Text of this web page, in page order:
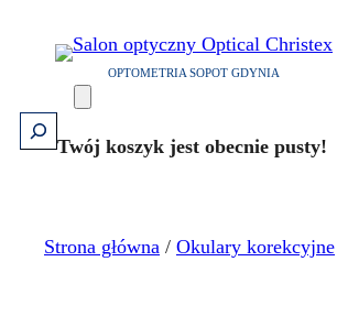
OPTOMETRIA SOPOT GDYNIA
Szukaj
Twój koszyk jest obecnie pusty!
Strona główna / Okulary korekcyjne